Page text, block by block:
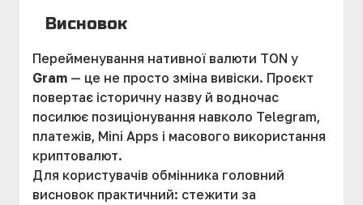
Висновок
Перейменування нативної валюти TON у
Gram — це не просто зміна вивіски. Проєкт
повертає історичну назву й водночас
посилює позиціонування навколо Telegram,
платежів, Mini Apps і масового використання
криптовалют.
Для користувачів обмінника головний
висновок практичний: стежити за